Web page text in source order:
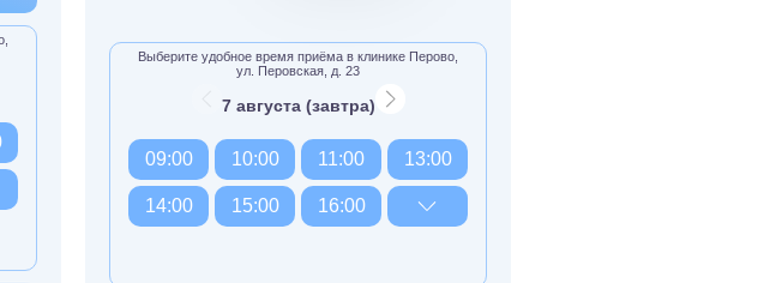
Выберите удобное время приёма в клинике Перово,
ул. Перовская, д. 23
7 августа (завтра)
09:00 10:00 11:00 13:00
14:00 15:00 16:00